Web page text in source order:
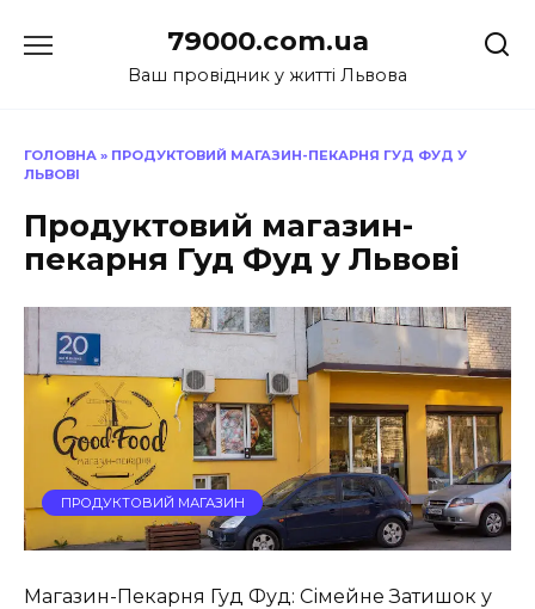
до
79000.com.ua
Ваш провідник у житті Львова
ГОЛОВНА » ПРОДУКТОВИЙ МАГАЗИН-ПЕКАРНЯ ГУД ФУД У
ЛЬВОВІ
Продуктовий магазин-
пекарня Гуд Фуд у Львові
ПРОДУКТОВИЙ МАГАЗИН
Магазин-Пекарня Гуд Фуд: Сімейне Затишок у